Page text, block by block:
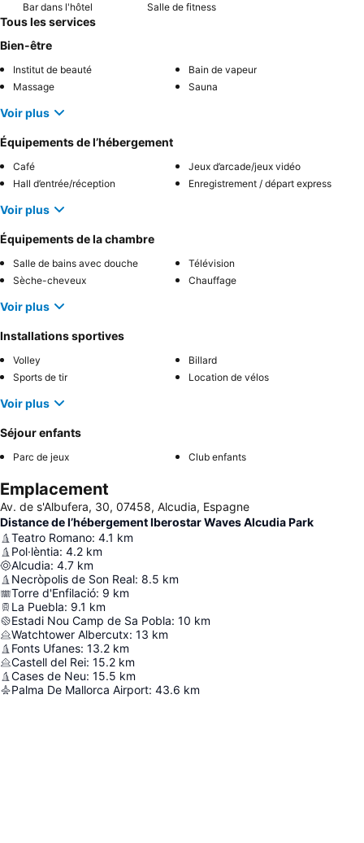
Bar dans l'hôtel Salle de fitness
Tous les services
Bien-être
Institut de beauté
Bain de vapeur
Massage
Sauna
Voir plus
Équipements de l’hébergement
Café
Jeux d’arcade/jeux vidéo
Hall d’entrée/réception
Enregistrement / départ express
Voir plus
Équipements de la chambre
Salle de bains avec douche
Télévision
Sèche-cheveux
Chauffage
Voir plus
Installations sportives
Volley
Billard
Sports de tir
Location de vélos
Voir plus
Séjour enfants
Parc de jeux Club enfants
Emplacement
Av. de s'Albufera, 30, 07458, Alcudia, Espagne
Distance de l’hébergement Iberostar Waves Alcudia Park
Teatro Romano: 4.1 km
Pol·lèntia: 4.2 km
Alcudia: 4.7 km
Necròpolis de Son Real: 8.5 km
Torre d'Enfilació: 9 km
La Puebla: 9.1 km
Estadi Nou Camp de Sa Pobla: 10 km
Watchtower Albercutx: 13 km
Fonts Ufanes: 13.2 km
Castell del Rei: 15.2 km
Cases de Neu: 15.5 km
Palma De Mallorca Airport: 43.6 km